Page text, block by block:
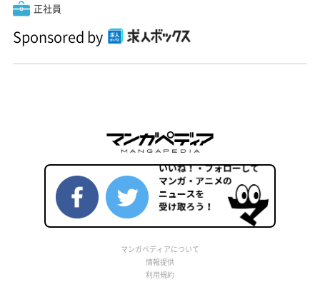
正社員
Sponsored by
マンガペディアについて
情報提供
利用規約